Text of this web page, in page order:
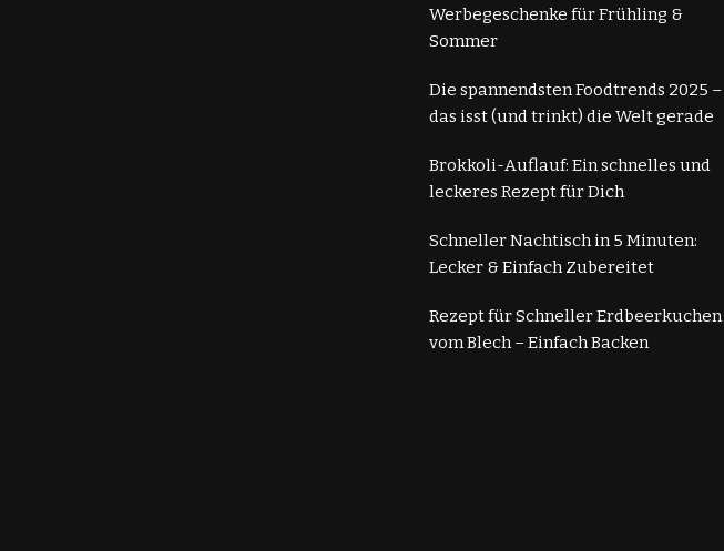
Werbegeschenke für Frühling &
Sommer
Die spannendsten Foodtrends 2025 –
das isst (und trinkt) die Welt gerade
Brokkoli-Auflauf: Ein schnelles und
leckeres Rezept für Dich
Schneller Nachtisch in 5 Minuten:
Lecker & Einfach Zubereitet
Rezept für Schneller Erdbeerkuchen
vom Blech – Einfach Backen